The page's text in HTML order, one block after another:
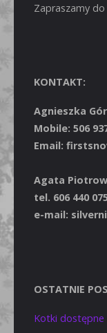
Zapraszamy
KONTAKT:
Agnieszka
Mobile: 506
Email:
Agata
tel. 606 440 075
e-mail:
OSTATNIE
Kotki